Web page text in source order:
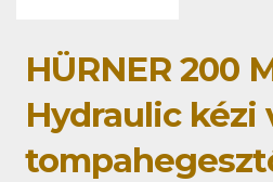
HÜRNER 200
Hydraulic kézi